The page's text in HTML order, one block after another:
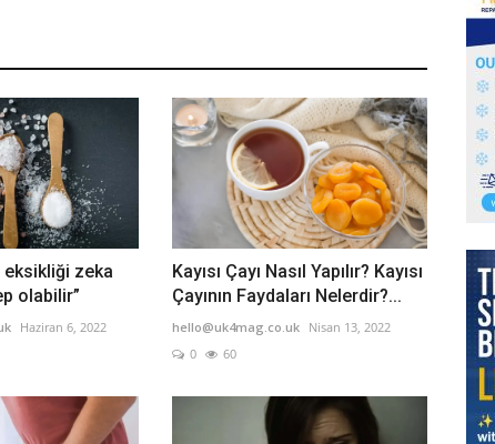
eksikliği zeka
olabilir”
Haziran 6, 2022
Kayısı Çayı Nasıl Yapılır? Kayısı
Çayının Faydaları Nelerdir?...
hello@uk4mag.co.uk
Nisan 13, 2022
0
60